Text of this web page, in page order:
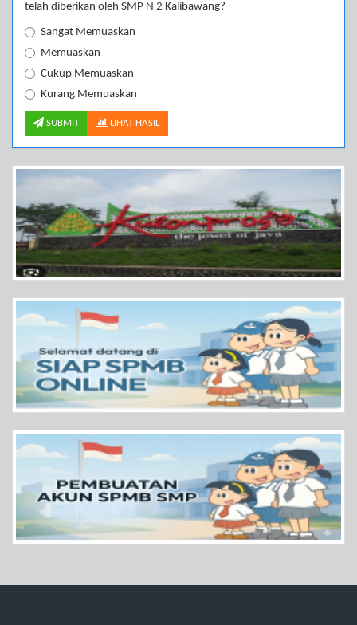
telah diberikan oleh SMP N 2 Kalibawang?
Sangat Memuaskan
Memuaskan
Cukup Memuaskan
Kurang Memuaskan
SUBMIT LIHAT HASIL